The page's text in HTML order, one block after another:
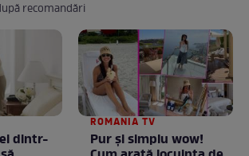
recomandări
dintr-
ROMANIA TV
Pur și simplu wow!